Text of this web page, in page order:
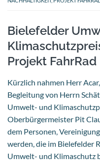
Bielefelder
Projekt FahrRad
Kürzlich nahmen Herr
Begleitung von Herrn
Umwelt- und
Oberbürgermeister Pit
dem Personen,
werden, die im Bielefelder
Umwelt- und Klimaschutz